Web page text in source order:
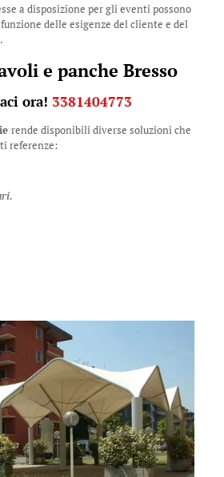
a disposizione per gli eventi possono
delle esigenze del cliente e del
e panche Bresso
ora! 3381404773
rende disponibili diverse soluzioni che
referenze: